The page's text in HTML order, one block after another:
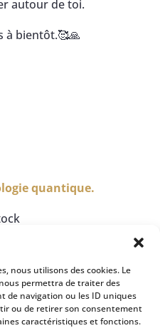
nous utilisons des cookies. Le
permettra de traiter des
de navigation ou les ID uniques
ou de retirer son consentement
caractéristiques et fonctions.
autour de toi.
à bientôt.🥰🙏
quantique.